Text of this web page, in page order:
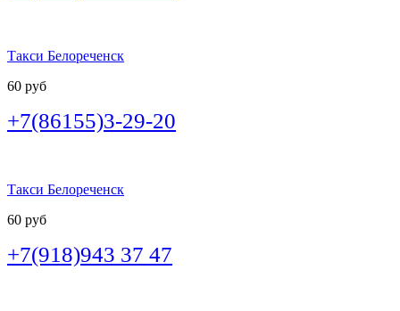
Такси Белореченск
60 руб
+7(86155)3-29-20
Такси Белореченск
60 руб
+7(918)943 37 47